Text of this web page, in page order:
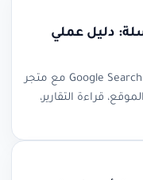
دليل عملي
شرح خطوة بخطوة لطريقة ربط Google Search Console مع متجر
قراءة التقارير،